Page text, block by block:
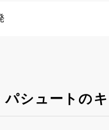
パシュートの